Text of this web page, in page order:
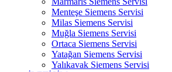
Menteşe Siemens Servisi
Milas Siemens Servisi
Muğla Siemens Servisi
Ortaca Siemens Servisi
Yatağan Siemens Servisi
Yalıkavak Siemens Servisi